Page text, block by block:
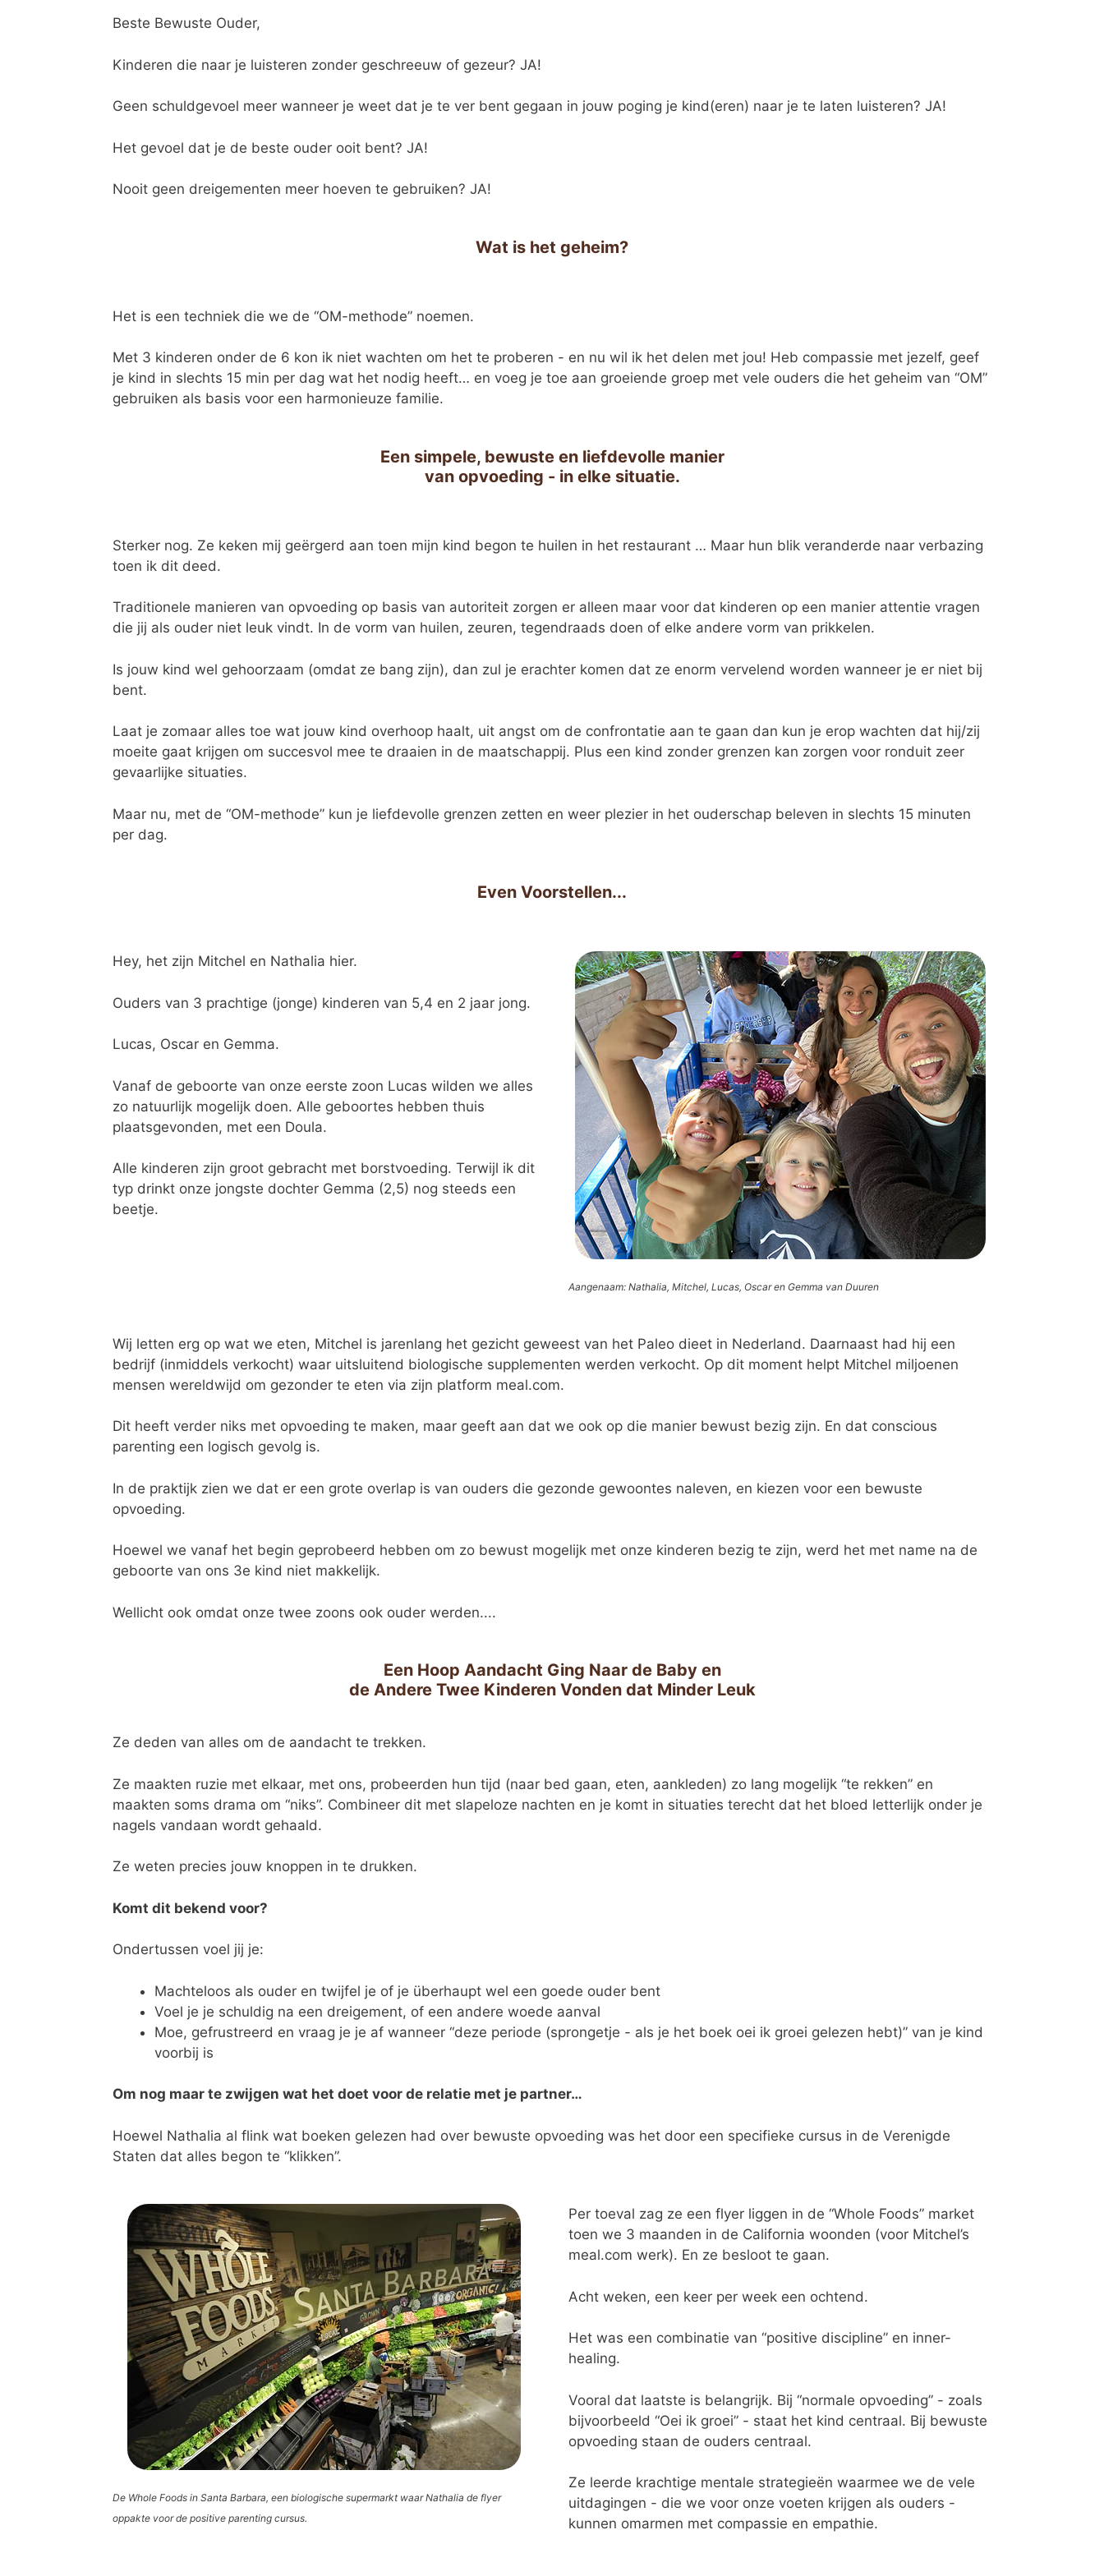
Beste Bewuste Ouder,
Kinderen die naar je luisteren zonder geschreeuw of gezeur? JA!
Geen schuldgevoel meer wanneer je weet dat je te ver bent gegaan in jouw poging je kind(eren) naar je te laten luisteren? JA!
Het gevoel dat je de beste ouder ooit bent? JA!
Nooit geen dreigementen meer hoeven te gebruiken? JA!
Wat is het geheim?
Het is een techniek die we de “OM-methode” noemen.
Met 3 kinderen onder de 6 kon ik niet wachten om het te proberen - en nu wil ik het delen met jou! Heb compassie met jezelf, geef
je kind in slechts 15 min per dag wat het nodig heeft… en voeg je toe aan groeiende groep met vele ouders die het geheim van “OM”
gebruiken als basis voor een harmonieuze familie.
Een simpele, bewuste en liefdevolle manier
van opvoeding - in elke situatie.
Sterker nog. Ze keken mij geërgerd aan toen mijn kind begon te huilen in het restaurant … Maar hun blik veranderde naar verbazing
toen ik dit deed.
Traditionele manieren van opvoeding op basis van autoriteit zorgen er alleen maar voor dat kinderen op een manier attentie vragen
die jij als ouder niet leuk vindt. In de vorm van huilen, zeuren, tegendraads doen of elke andere vorm van prikkelen.
Is jouw kind wel gehoorzaam (omdat ze bang zijn), dan zul je erachter komen dat ze enorm vervelend worden wanneer je er niet bij
bent.
Laat je zomaar alles toe wat jouw kind overhoop haalt, uit angst om de confrontatie aan te gaan dan kun je erop wachten dat hij/zij
moeite gaat krijgen om succesvol mee te draaien in de maatschappij. Plus een kind zonder grenzen kan zorgen voor ronduit zeer
gevaarlijke situaties.
Maar nu, met de “OM-methode” kun je liefdevolle grenzen zetten en weer plezier in het ouderschap beleven in slechts 15 minuten
per dag.
Even Voorstellen...
Hey, het zijn Mitchel en Nathalia hier.
Ouders van 3 prachtige (jonge) kinderen van 5,4 en 2 jaar jong.
Lucas, Oscar en Gemma.
Vanaf de geboorte van onze eerste zoon Lucas wilden we alles
zo natuurlijk mogelijk doen. Alle geboortes hebben thuis
plaatsgevonden, met een Doula.
Alle kinderen zijn groot gebracht met borstvoeding. Terwijl ik dit
typ drinkt onze jongste dochter Gemma (2,5) nog steeds een
beetje.
Aangenaam: Nathalia, Mitchel, Lucas, Oscar en Gemma van Duuren
Wij letten erg op wat we eten, Mitchel is jarenlang het gezicht geweest van het Paleo dieet in Nederland. Daarnaast had hij een
bedrijf (inmiddels verkocht) waar uitsluitend biologische supplementen werden verkocht. Op dit moment helpt Mitchel miljoenen
mensen wereldwijd om gezonder te eten via zijn platform meal.com.
Dit heeft verder niks met opvoeding te maken, maar geeft aan dat we ook op die manier bewust bezig zijn. En dat conscious
parenting een logisch gevolg is.
In de praktijk zien we dat er een grote overlap is van ouders die gezonde gewoontes naleven, en kiezen voor een bewuste
opvoeding.
Hoewel we vanaf het begin geprobeerd hebben om zo bewust mogelijk met onze kinderen bezig te zijn, werd het met name na de
geboorte van ons 3e kind niet makkelijk.
Wellicht ook omdat onze twee zoons ook ouder werden....
Een Hoop Aandacht Ging Naar de Baby en
de Andere Twee Kinderen Vonden dat Minder Leuk
Ze deden van alles om de aandacht te trekken.
Ze maakten ruzie met elkaar, met ons, probeerden hun tijd (naar bed gaan, eten, aankleden) zo lang mogelijk “te rekken” en
maakten soms drama om “niks”. Combineer dit met slapeloze nachten en je komt in situaties terecht dat het bloed letterlijk onder je
nagels vandaan wordt gehaald.
Ze weten precies jouw knoppen in te drukken.
Komt dit bekend voor?
Ondertussen voel jij je:
Machteloos als ouder en twijfel je of je überhaupt wel een goede ouder bent
Voel je je schuldig na een dreigement, of een andere woede aanval
Moe, gefrustreerd en vraag je je af wanneer “deze periode (sprongetje - als je het boek oei ik groei gelezen hebt)” van je kind
voorbij is
Om nog maar te zwijgen wat het doet voor de relatie met je partner…
Hoewel Nathalia al flink wat boeken gelezen had over bewuste opvoeding was het door een specifieke cursus in de Verenigde
Staten dat alles begon te “klikken”.
De Whole Foods in Santa Barbara, een biologische supermarkt waar Nathalia de flyer
oppakte voor de positive parenting cursus.
Per toeval zag ze een flyer liggen in de “Whole Foods” market
toen we 3 maanden in de California woonden (voor Mitchel’s
meal.com werk). En ze besloot te gaan.
Acht weken, een keer per week een ochtend.
Het was een combinatie van “positive discipline” en inner-
healing.
Vooral dat laatste is belangrijk. Bij “normale opvoeding” - zoals
bijvoorbeeld “Oei ik groei” - staat het kind centraal. Bij bewuste
opvoeding staan de ouders centraal.
Ze leerde krachtige mentale strategieën waarmee we de vele
uitdagingen - die we voor onze voeten krijgen als ouders -
kunnen omarmen met compassie en empathie.